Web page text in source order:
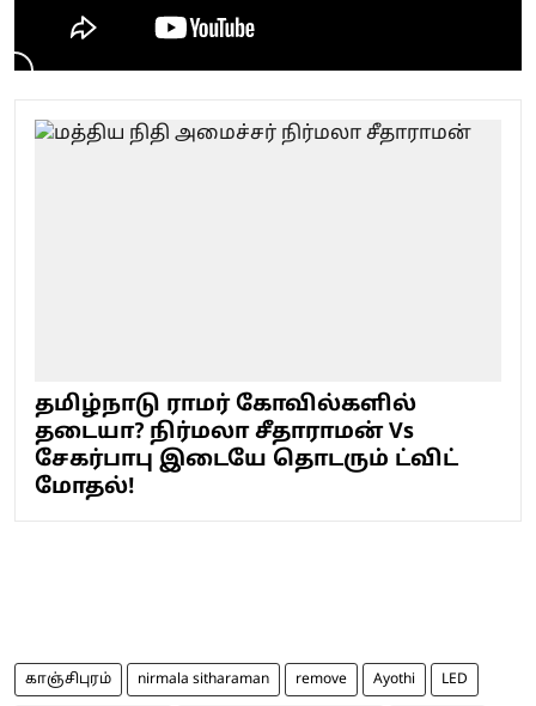
தமிழ்நாடு ராமர் கோவில்களில்
தடையா? நிர்மலா சீதாராமன் Vs
சேகர்பாபு இடையே தொடரும் ட்விட்
மோதல்!
காஞ்சிபுரம் nirmala sitharaman remove Ayothi LED